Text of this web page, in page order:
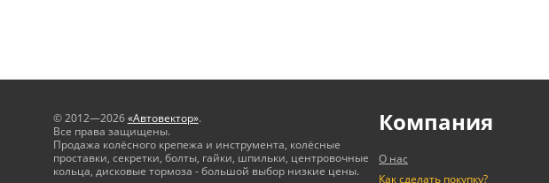
Компания
О нас
Как сделать покупку?
© 2012—2026«Автовектор».
Все права защищены.
Продажа колёсного крепежа и инструмента, колёсные
проставки, секретки, болты, гайки, шпильки, центровочные
кольца, дисковые тормоза - большой выбор низкие цены.